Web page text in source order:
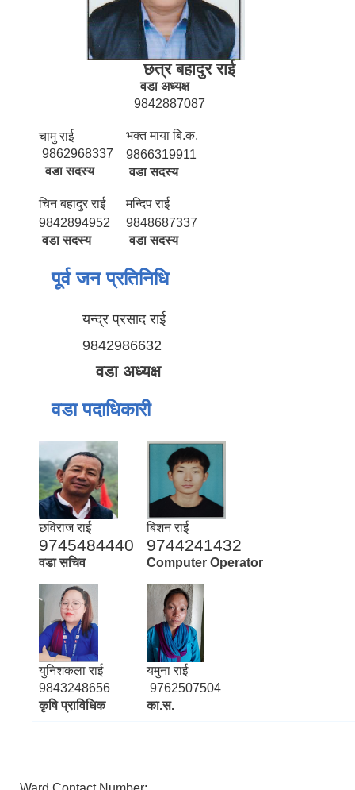
छत्र बहादुर राई
वडा अध्यक्ष
9842887087
चामु राई
9862968337
वडा सदस्य
भक्त माया बि.क.
9866319911
वडा सदस्य
चिन बहादुर राई
9842894952
वडा सदस्य
मन्दिप राई
9848687337
वडा सदस्य
पूर्व जन प्रतिनिधि
यन्द्र प्रसाद राई
9842986632
वडा अध्यक्ष
वडा पदाधिकारी
छविराज राई
9745484440
वडा सचिव
बिशन राई
9744241432
Computer Operator
युनिशकला राई
9843248656
कृषि प्राविधिक
यमुना राई
9762507504
का.स.